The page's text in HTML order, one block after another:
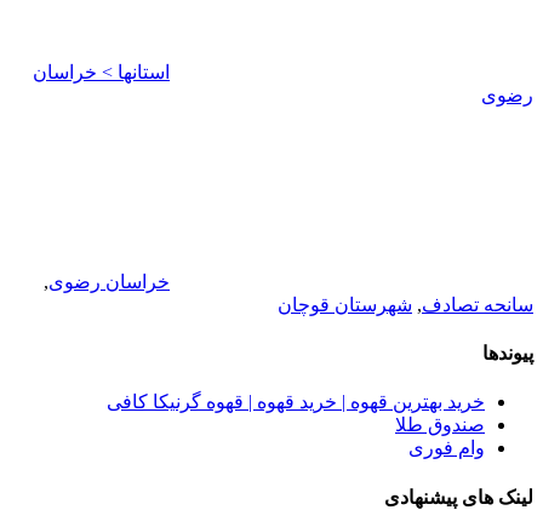
استانها > خراسان
رضوی
خراسان رضوی,
سانحه تصادف, شهرستان قوچان
پیوندها
خرید بهترین قهوه | خرید قهوه | قهوه گرنیکا کافی
صندوق طلا
وام فوری
لینک های پیشنهادی